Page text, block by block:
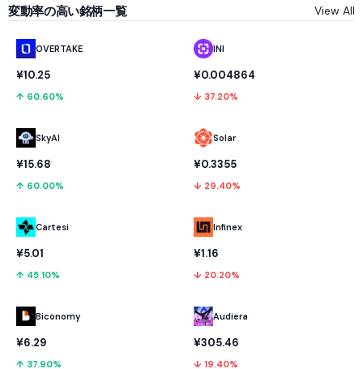
変動率の高い銘柄一覧 View All
OVERTAKE
¥10.25
↑ 60.60%
SkyAI
¥15.68
↑ 60.00%
Cartesi
¥5.01
↑ 45.10%
Biconomy
¥6.29
↑ 37.90%
INI
¥0.004864
↓ 37.20%
Solar
¥0.3355
↓ 29.40%
Infinex
¥1.16
↓ 20.20%
Audiera
¥305.46
↓ 19.40%